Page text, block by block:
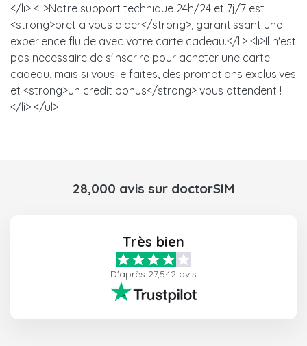
</li> <li>Notre support technique 24h/24 et 7j/7 est
<strong>pret a vous aider</strong>, garantissant une
experience fluide avec votre carte cadeau.</li> <li>Il n'est
pas necessaire de s'inscrire pour acheter une carte
cadeau, mais si vous le faites, des promotions exclusives
et <strong>un credit bonus</strong> vous attendent !
</li> </ul>
28,000 avis sur doctorSIM
Très bien
D'après 27,542 avis